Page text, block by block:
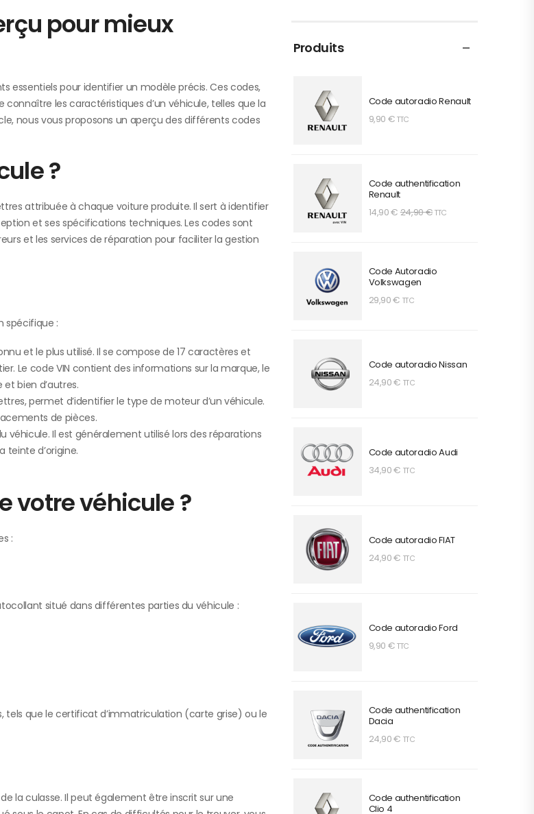
pour mieux
essentiels pour identifier un modèle précis. Ces codes,
les caractéristiques d’un véhicule, telles que la
nous vous proposons un aperçu des différents codes
?
attribuée à chaque voiture produite. Il sert à identifier
et ses spécifications techniques. Les codes sont
et les services de réparation pour faciliter la gestion
spécifique :
et le plus utilisé. Il se compose de 17 caractères et
Le code VIN contient des informations sur la marque, le
bien d’autres.
permet d’identifier le type de moteur d’un véhicule.
de pièces.
véhicule. Il est généralement utilisé lors des réparations
teinte d’origine.
votre véhicule ?
:
situé dans différentes parties du véhicule :
que le certificat d’immatriculation (carte grise) ou le
la culasse. Il peut également être inscrit sur une
Produits
Code autoradio Renault
9,90 € TTC
Code authentification
Renault
14,90€24,90€TTC
Code Autoradio
Volkswagen
29,90€ TTC
Code autoradio Nissan
24,90€ TTC
Code autoradio Audi
34,90€ TTC
Code autoradio FIAT
24,90€ TTC
Code autoradio Ford
9,90 € TTC
Code authentification
Dacia
24,90€ TTC
Code authentification
Clio 4